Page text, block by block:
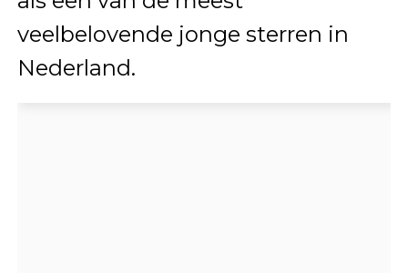
veelbelovende jonge sterren in
Nederland.